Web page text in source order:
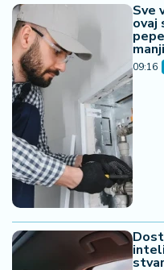
Sve
ovaj
manji
09:16